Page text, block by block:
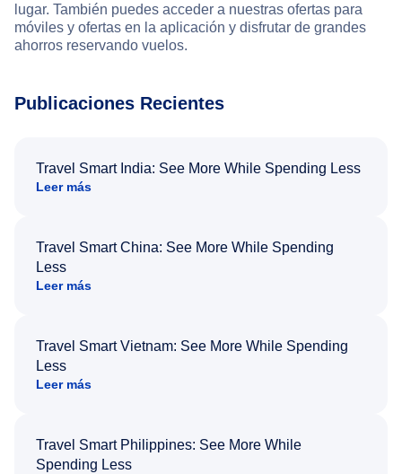
lugar. También puedes acceder a nuestras ofertas para
móviles y ofertas en la aplicación y disfrutar de grandes
ahorros reservando vuelos.
Publicaciones Recientes
Travel Smart India: See More While Spending Less
Leer más
Travel Smart China: See More While Spending
Less
Leer más
Travel Smart Vietnam: See More While Spending
Less
Leer más
Travel Smart Philippines: See More While
Spending Less